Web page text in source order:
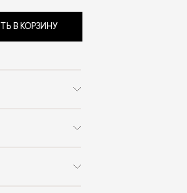
В КОРЗИНУ
формы
формы